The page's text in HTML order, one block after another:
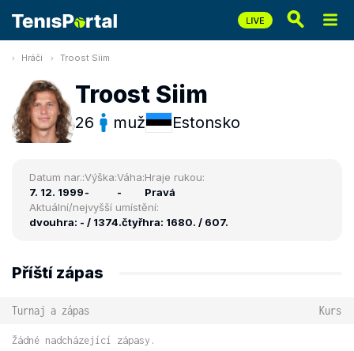
Hráči Troost Siim
Troost Siim
26 muž Estonsko
Datum nar.:
7. 12. 1999
Výška:
-
Váha:
-
Hraje rukou:
Pravá
Aktuální/nejvyšší umístění:
dvouhra: - / 1374.čtyřhra: 1680. / 607.
Příští zápas
Turnaj a zápas Kurs
Žádné nadcházející zápasy.